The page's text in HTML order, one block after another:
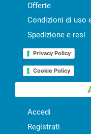
Offerte
Condizioni di uso
Spedizione e resi
Privacy Policy
Cookie Policy
Accedi
Registrati